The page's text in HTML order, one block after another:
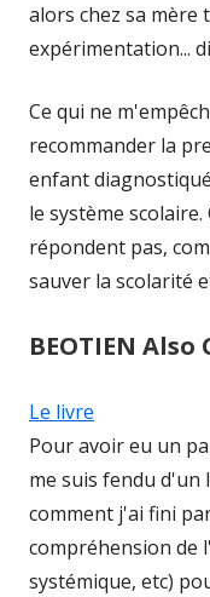
alors chez sa mère
expérimentation...
Ce qui ne
recommander la
enfant
le système
répondent pas,
sauver la scolarité
BEOTIEN
Le livre
Pour avoir eu un
me suis fendu d'un
comment j'ai fini
compréhension de
systémique, etc)